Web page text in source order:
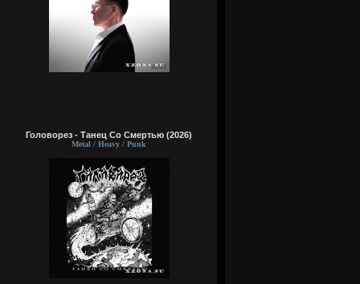
Головорез - Tанец Со Смертью (2026)
Metal / Heavy / Punk